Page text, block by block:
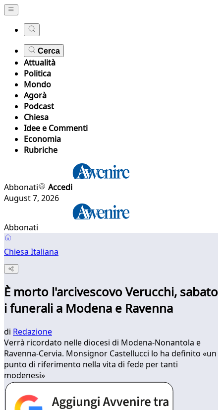
Cerca
Attualità
Politica
Mondo
Agorà
Podcast
Chiesa
Idee e Commenti
Economia
Rubriche
Abbonati
Accedi
August 7, 2026
Abbonati
Chiesa Italiana
È morto l'arcivescovo Verucchi, sabato
i funerali a Modena e Ravenna
di Redazione
Verrà ricordato nelle diocesi di Modena-Nonantola e
Ravenna-Cervia. Monsignor Castellucci lo ha definito «un
punto di riferimento nella vita di fede per tanti
modenesi»